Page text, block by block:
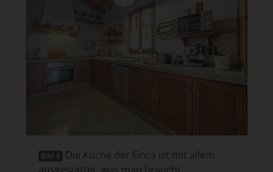
Bild 4
Die Küche der Finca ist mit allem